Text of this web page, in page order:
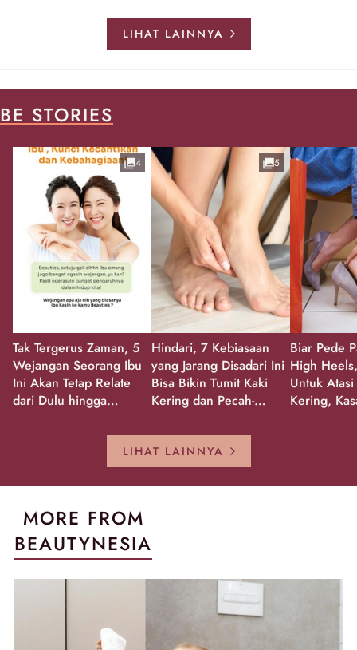
LIHAT LAINNYA
BE STORIES
Tak Tergerus Zaman, 5
Wejangan Seorang Ibu
Ini Akan Tetap Relate
dari Dulu hingga
4
Hindari, 7 Kebiasaan
yang Jarang Disadari Ini
Bisa Bikin Tumit Kaki
Kering dan Pecah-
5
Biar Pede
High
Untuk
Kering,
LIHAT LAINNYA
MORE FROM
BEAUTYNESIA